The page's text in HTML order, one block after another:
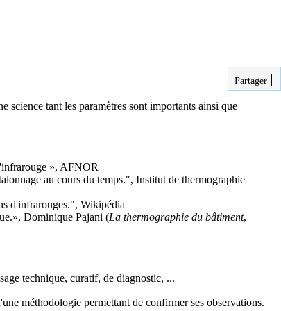
Partager
science tant les paramètres sont importants ainsi que
», AFNOR
au cours du temps.", Institut de thermographie
d'infrarouges.", Wikipédia
Dominique Pajani (La thermographie du bâtiment,
technique, curatif, de diagnostic, ...
méthodologie permettant de confirmer ses observations.